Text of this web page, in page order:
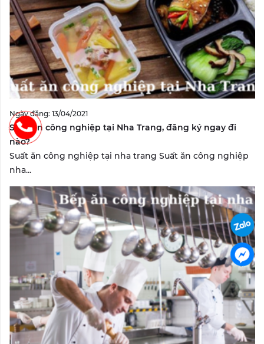
Ngày đăng: 13/04/2021
Suất ăn công nghiệp tại Nha Trang, đăng ký ngay đi
nào?
Suất ăn công nghiệp tại nha trang Suất ăn công nghiệp
nha...